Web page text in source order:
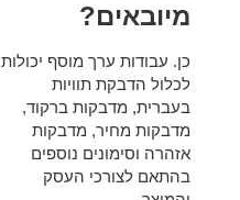
מיובאים?
כן. עבודות ערך מוסף יכולות
לכלול הדבקת תוויות
בעברית, מדבקות ברקוד,
מדבקות מחיר, מדבקות
אזהרה וסימונים נוספים
בהתאם לצורכי העסק